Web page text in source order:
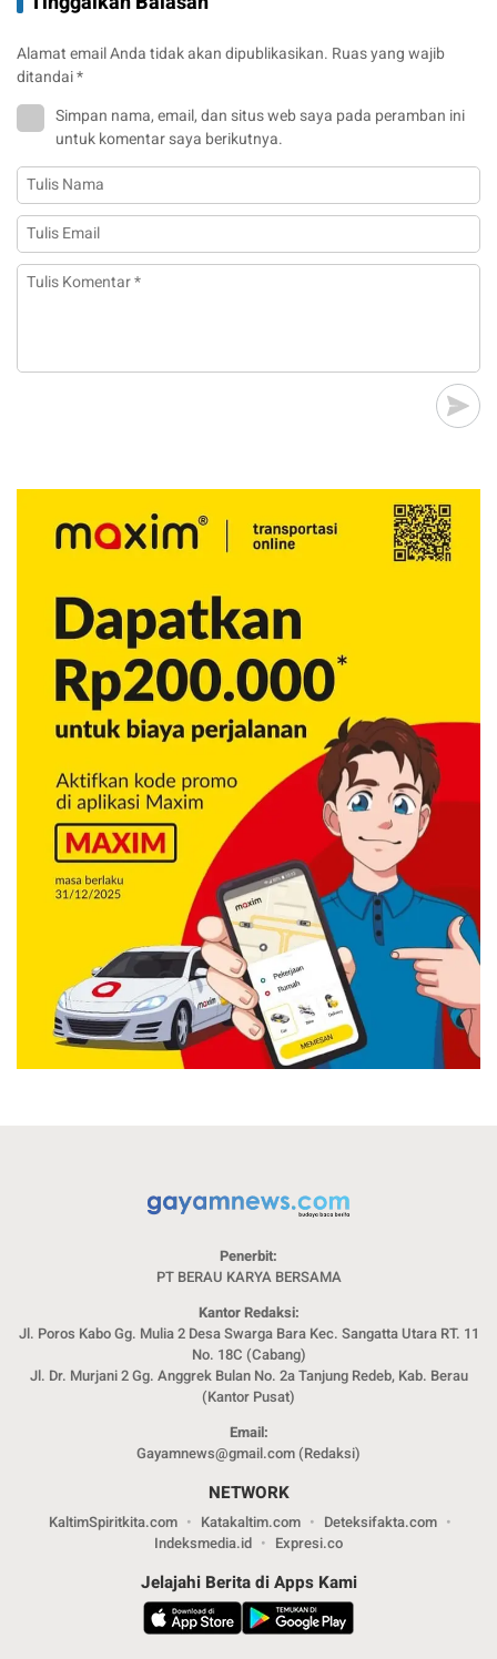
Alamat email Anda tidak akan dipublikasikan. Ruas yang wajib
ditandai*
Simpan nama, email, dan situs web saya pada peramban ini
untuk komentar saya berikutnya.
Penerbit:
PT BERAU KARYA BERSAMA
Kantor Redaksi:
Jl. Poros Kabo Gg. Mulia 2 Desa Swarga Bara Kec. Sangatta Utara RT. 11
No. 18C (Cabang)
Jl. Dr. Murjani 2 Gg. Anggrek Bulan No. 2a Tanjung Redeb, Kab. Berau
(Kantor Pusat)
Email:
Gayamnews@gmail.com (Redaksi)
NETWORK
KaltimSpiritkita.com Katakaltim.com
Deteksifakta.com
Indeksmedia.id
Expresi.co
Jelajahi Berita di Apps Kami